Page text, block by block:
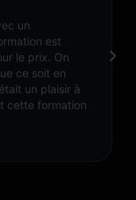
un
est
le prix. On
ce soit en
un plaisir à
cette formation